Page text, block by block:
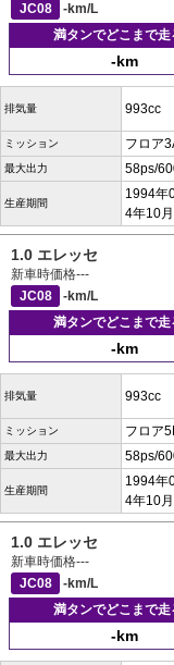
JC08
-km/L
満タンでどこまで走
-km
排気量 993cc
ミッション フロア
最大出力 58ps/
生産期間
1994年
4年10月
1.0 エレッセ
新車時価格---
JC08
-km/L
満タンでどこまで走
-km
排気量 993cc
ミッション フロア
最大出力 58ps/
生産期間
1994年
4年10月
1.0 エレッセ
新車時価格---
JC08
-km/L
満タンでどこまで走
-km